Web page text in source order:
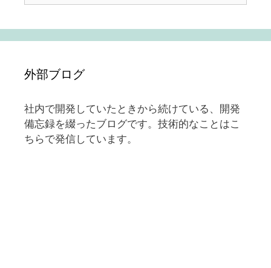
外部ブログ
社内で開発していたときから続けている、開発
備忘録を綴ったブログです。技術的なことはこ
ちらで発信しています。